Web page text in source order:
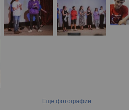
Еще фотографии